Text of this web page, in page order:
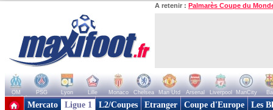
A retenir : Palmarès Coupe du
OM PSG Lyon Lille Monaco Chelsea Man Utd Arsenal Liverpool ManCity
+ de clubs
Mercato Ligue 1 L2/Coupes Etranger Coupe d'Europe Les